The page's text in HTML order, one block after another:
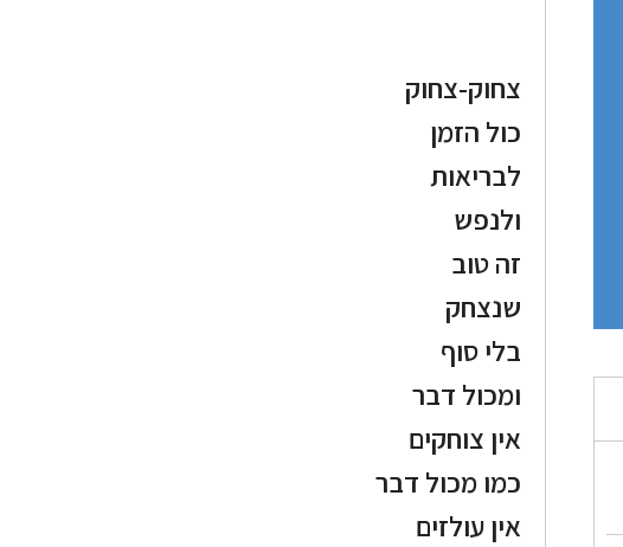
צחוק-צחוק
כול הזמן
לבריאות
ולנפש
זה טוב
שנצחק
בלי סוף
ומכול דבר
אין צוחקים
כמו מכול דבר
אין עולזים